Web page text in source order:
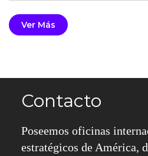
Ver Más
Contacto
Poseemos oficinas
estratégicos de América,